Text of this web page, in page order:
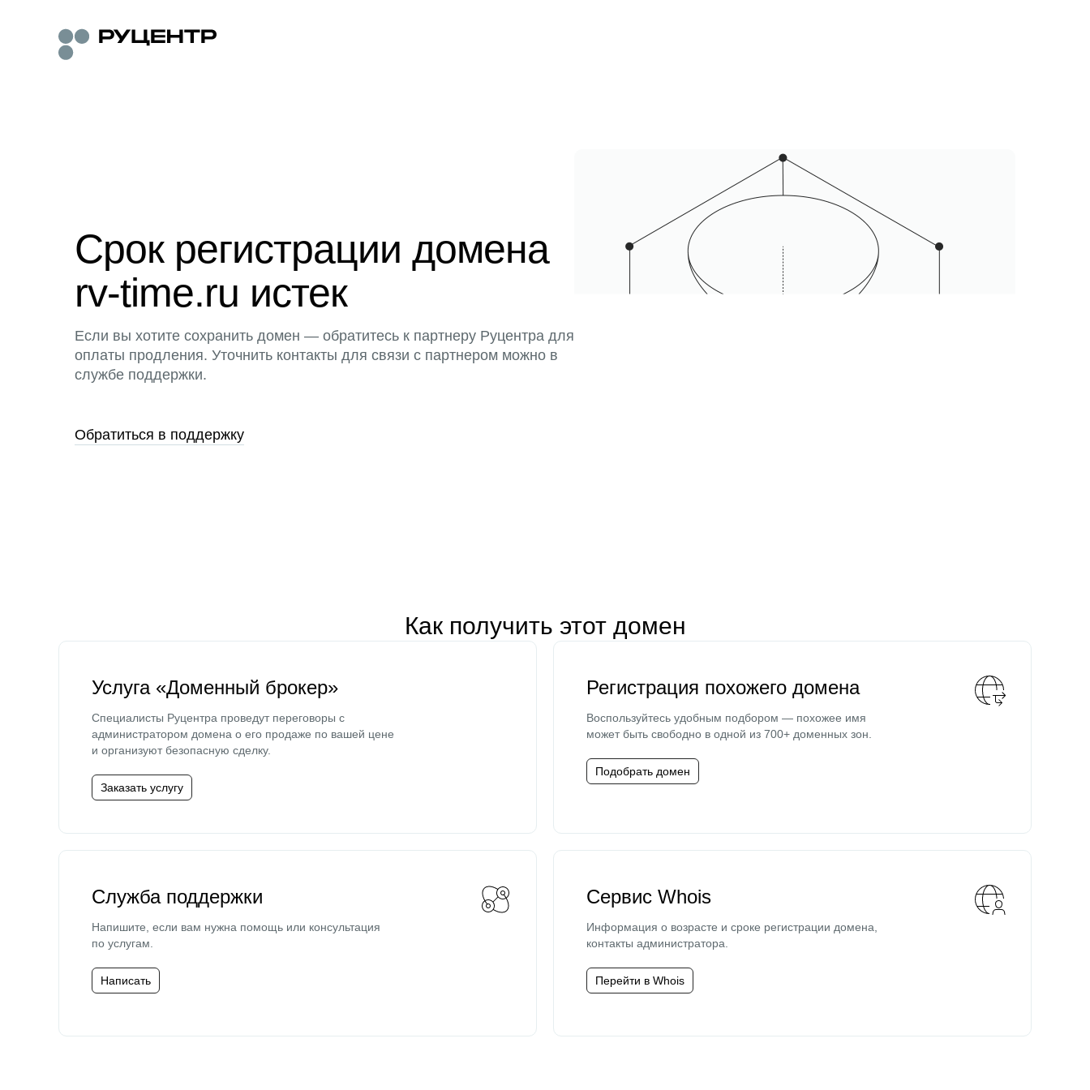
Срок регистрации домена
rv-time.ru истек
Если вы хотите сохранить домен — обратитесь к партнеру Руцентра для
оплаты продления. Уточнить контакты для связи с партнером можно в
службе поддержки.
Обратиться в поддержку
Как получить этот домен
Услуга «Доменный брокер»
Специалисты Руцентра проведут переговоры с
администратором домена о его продаже по вашей цене
и организуют безопасную сделку.
Заказать услугу
Регистрация похожего домена
Воспользуйтесь удобным подбором — похожее имя
может быть свободно в одной из 700+ доменных зон.
Подобрать домен
Служба поддержки
Напишите, если вам нужна помощь или консультация
по услугам.
Написать
Сервис Whois
Информация о возрасте и сроке регистрации домена,
контакты администратора.
Перейти в Whois